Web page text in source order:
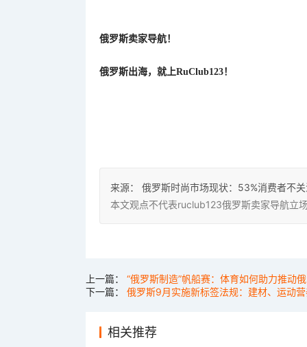
俄罗斯卖家导航！
俄罗斯出海，就上RuClub123！
来源：
俄罗斯时尚市场现状：53%消费者不
本文观点不代表ruclub123俄罗斯卖家导航立
上一篇： “俄罗斯制造”帆船赛：体育如何助力推动
下一篇： 俄罗斯9月实施新标签法规：建材、运动
相关推荐